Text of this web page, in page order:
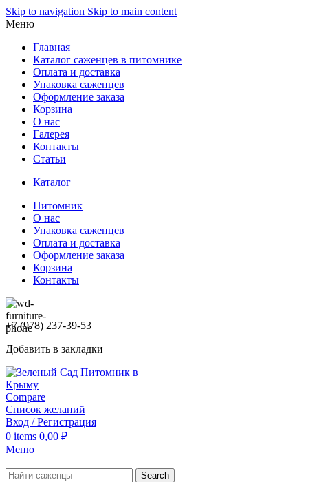
Skip to navigation Skip to main content
Меню
Главная
Каталог саженцев в питомнике
Оплата и доставка
Упаковка саженцев
Оформление заказа
Корзина
О нас
Галерея
Контакты
Статьи
Каталог
Питомник
О нас
Упаковка саженцев
Оплата и доставка
Оформление заказа
Корзина
Контакты
+7 (978) 237-39-53
Добавить в закладки
Compare
Список желаний
Вход / Регистрация
0 items 0,00 ₽
Меню
Search